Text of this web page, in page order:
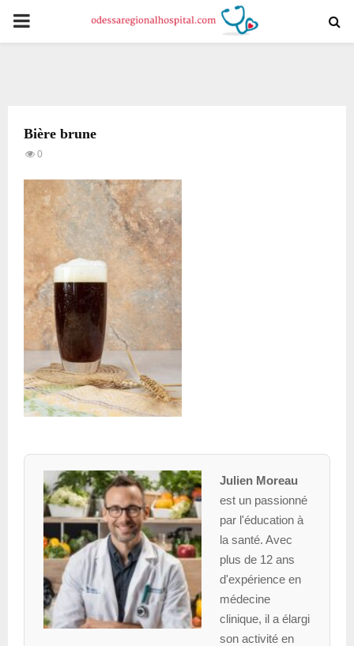
PRIMARY
Bière brune
0
Julien Moreau
est un passionné
par l'éducation à
la santé. Avec
plus de 12 ans
d'expérience en
médecine
clinique, il a élargi
son activité en